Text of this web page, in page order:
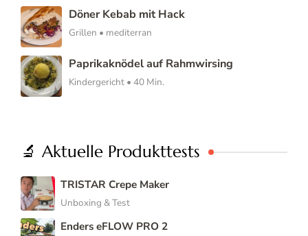
Döner Kebab mit Hack
Grillen • mediterran
Paprikaknödel auf Rahmwirsing
Kindergericht • 40 Min.
🔬 Aktuelle Produkttests
TRISTAR Crepe Maker
Unboxing & Test
Enders eFLOW PRO 2